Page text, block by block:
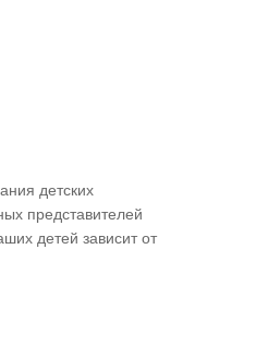
детских
представителей
детей зависит от